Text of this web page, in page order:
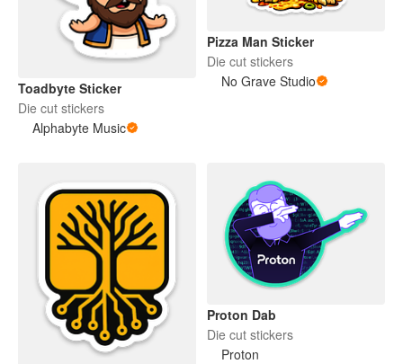
Toadbyte Sticker
Die cut stickers
Alphabyte Music
Pizza Man Sticker
Die cut stickers
No Grave Studio
Proton Dab
Die cut stickers
Proton